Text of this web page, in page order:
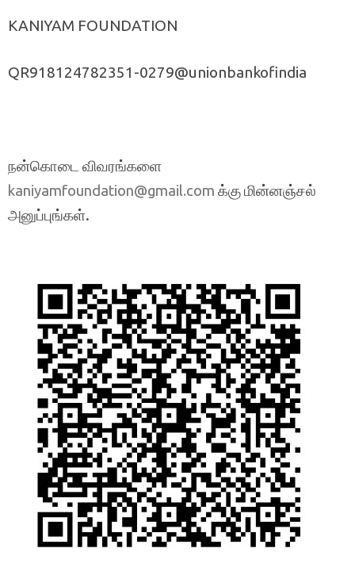
KANIYAM FOUNDATION
QR918124782351-0279@unionbankofindia
நன்கொடை விவரங்களை
kaniyamfoundation@gmail.com க்கு மின்னஞ்சல்
அனுப்புங்கள்.